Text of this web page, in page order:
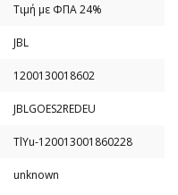
Τιμή με ΦΠΑ 24%
JBL
1200130018602
JBLGOES2REDEU
TlYu-120013001860228
unknown